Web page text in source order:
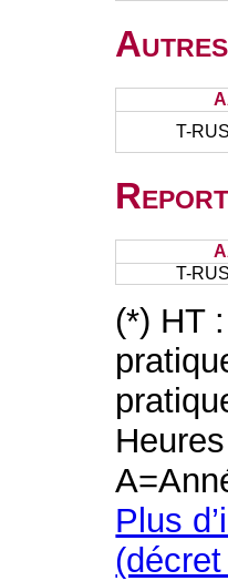
T-
T-
(*) HT
Plus